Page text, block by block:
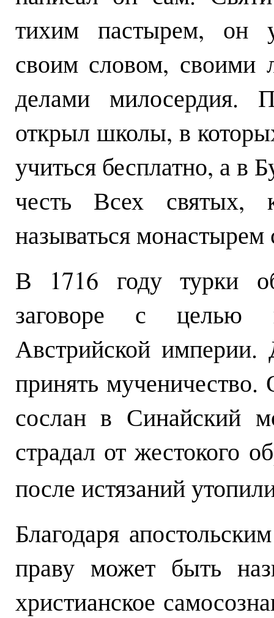
тихим пастырем, он
своим словом, своими
делами милосердия.
открыл школы, в
учиться бесплатно, а в
честь Всех святых,
называться
В 1716 году турки
заговоре с целью
Австрийской империи.
принять
сослан в Синайский
страдал от жестокого
после истязаний
Благодаря
праву может быть
христианское